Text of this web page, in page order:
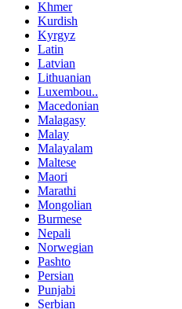
Khmer
Kurdish
Kyrgyz
Latin
Latvian
Lithuanian
Luxembou..
Macedonian
Malagasy
Malay
Malayalam
Maltese
Maori
Marathi
Mongolian
Burmese
Nepali
Norwegian
Pashto
Persian
Punjabi
Serbian